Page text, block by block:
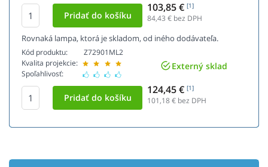
103,85 € [1]
84,43 € bez DPH
Rovnaká lampa, ktorá je skladom, od iného dodávateľa.
Kód produktu:
Kvalita projekcie:
Spoľahlivosť:
Z72901ML2
Externý sklad
124,45 € [1]
101,18€ bez DPH